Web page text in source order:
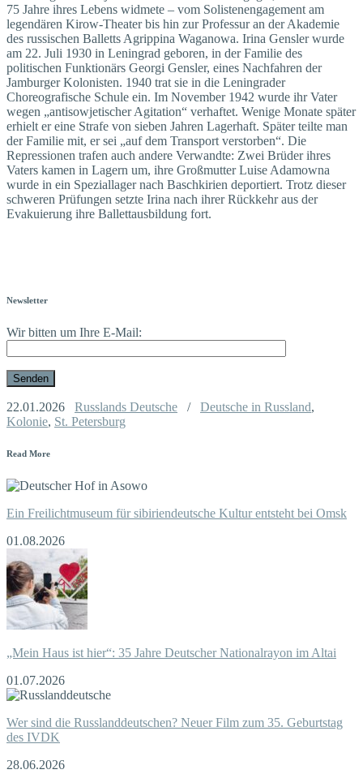
75 Jahre ihres Lebens widmete – vom Solistenengagement am
legendären Kirow-Theater bis hin zur Professur an der Akademie
des russischen Balletts Agrippina Waganowa. Irina Gensler wurde
am 22. Juli 1930 in Leningrad geboren, in der Familie des
politischen Funktionärs Georgi Gensler, eines Nachfahren der
Jamburger Kolonisten. 1940 trat sie in die Leningrader
Choreografische Schule ein. Im November 1942 wurde ihr Vater
wegen „antisowjetischer Agitation“ verhaftet. Wenige Monate später
erhielt er eine Strafe von sieben Jahren Lagerhaft. Später teilte man
der Familie mit, er sei „auf dem Transport verstorben“. Die
Repressionen trafen auch andere Verwandte: Zwei Brüder ihres
Vaters kamen in Lagern um, ihre Großmutter Luise Adamowna
wurde in ein Speziallager nach Baschkirien deportiert. Trotz dieser
schweren Prüfungen setzte Irina nach ihrer Rückkehr aus der
Evakuierung ihre Ballettausbildung fort.
Newsletter
Wir bitten um Ihre E-Mail:
22.01.2026 Russlands Deutsche / Deutsche in Russland,
Kolonie, St. Petersburg
Read More
Ein Freilichtmuseum für sibiriendeutsche Kultur entsteht bei Omsk
01.08.2026
„Mein Haus ist hier“: 35 Jahre Deutscher Nationalrayon im Altai
01.07.2026
Wer sind die Russlanddeutschen? Neuer Film zum 35. Geburtstag
des IVDK
28.06.2026